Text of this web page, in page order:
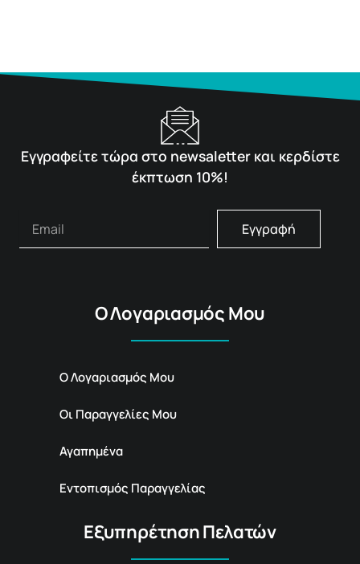
Εγγραφείτε τώρα στο newsaletter και κερδίστε
έκπτωση 10%!
Εγγραφή
Ο Λογαριασμός Μου
Ο Λογαριασμός Μου
Οι Παραγγελίες Μου
Αγαπημένα
Εντοπισμός Παραγγελίας
Εξυπηρέτηση Πελατών